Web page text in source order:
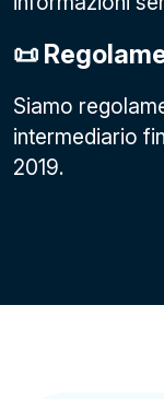
📜
Siamo
intermediario
2019.